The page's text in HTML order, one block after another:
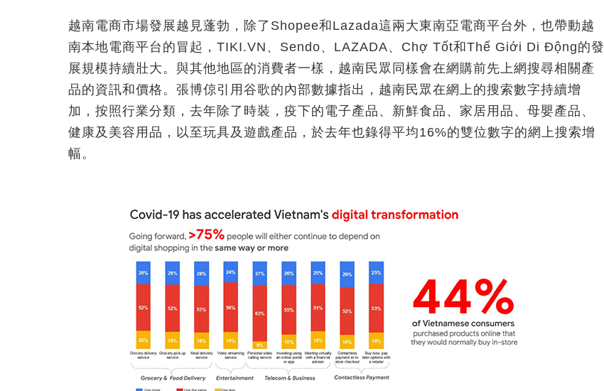
越南電商市場發展越見蓬勃，除了Shopee和Lazada這兩大東南亞電商平台外，也帶動越
南本地電商平台的冒起，TIKI.VN、Sendo、LAZADA、Chợ Tốt和Thế Giới Di Động的發
展規模持續壯大。與其他地區的消費者一樣，越南民眾同樣會在網購前先上網搜尋相關產
品的資訊和價格。張博倞引用谷歌的內部數據指出，越南民眾在網上的搜索數字持續增
加，按照行業分類，去年除了時裝，疫下的電子產品、新鮮食品、家居用品、母嬰產品、
健康及美容用品，以至玩具及遊戲產品，於去年也錄得平均16%的雙位數字的網上搜索增
幅。